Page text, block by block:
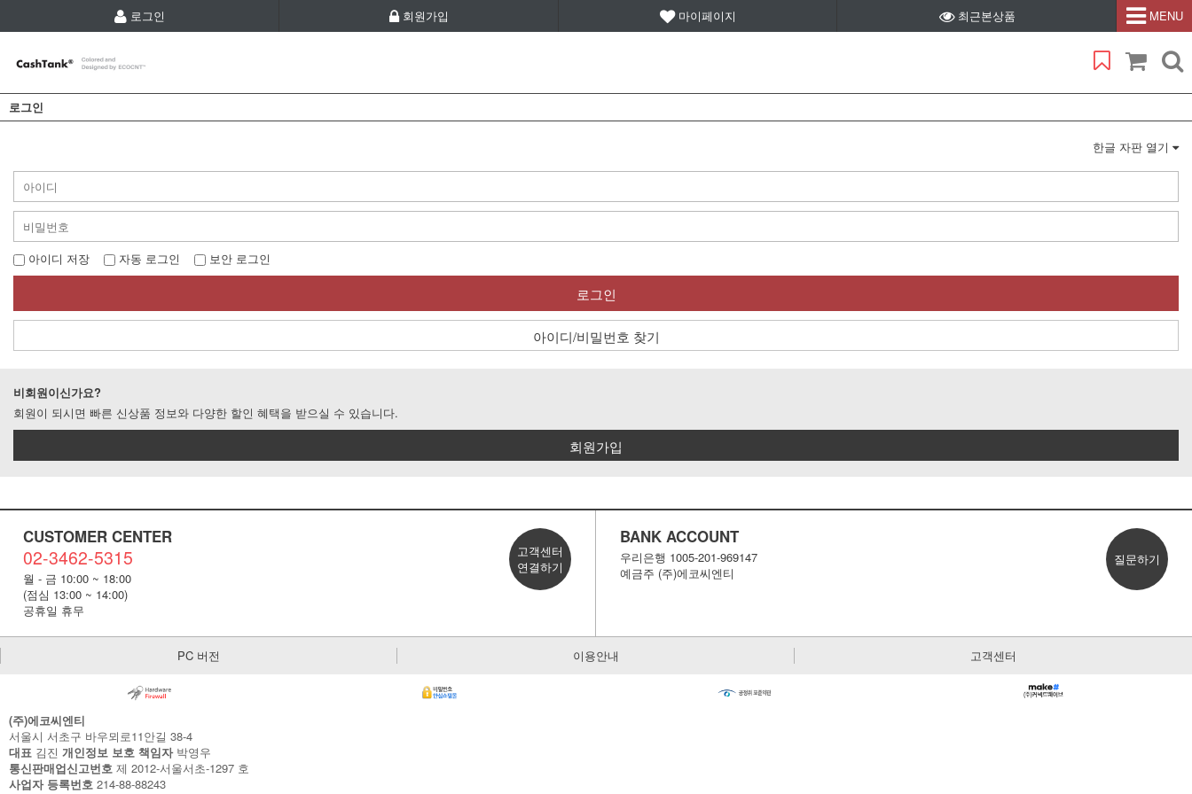
로그인 회원가입 마이페이지 최근본상품 MENU
로그인
한글 자판 열기
아이디 저장 자동 로그인 보안 로그인
로그인
아이디/비밀번호 찾기
비회원이신가요?
회원이 되시면 빠른 신상품 정보와 다양한 할인 혜택을 받으실 수 있습니다.
회원가입
CUSTOMER CENTER
02-3462-5315
월 - 금 10:00 ~ 18:00
(점심 13:00 ~ 14:00)
공휴일 휴무
고객센터
연결하기
BANK ACCOUNT
우리은행 1005-201-969147
예금주 (주)에코씨엔티
질문하기
PC 버전 이용안내 고객센터
(주)에코씨엔티
서울시 서초구 바우뫼로11안길 38-4
대표 김진 개인정보 보호 책임자박영우
통신판매업신고번호 제 2012-서울서초-1297 호
사업자 등록번호 214-88-88243